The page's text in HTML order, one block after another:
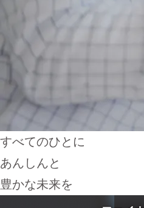
すべてのひとに
あんしんと
豊かな未来を